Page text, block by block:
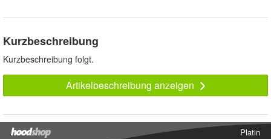
Kurzbeschreibung
Kurzbeschreibung folgt.
Artikelbeschreibung anzeigen
Platin